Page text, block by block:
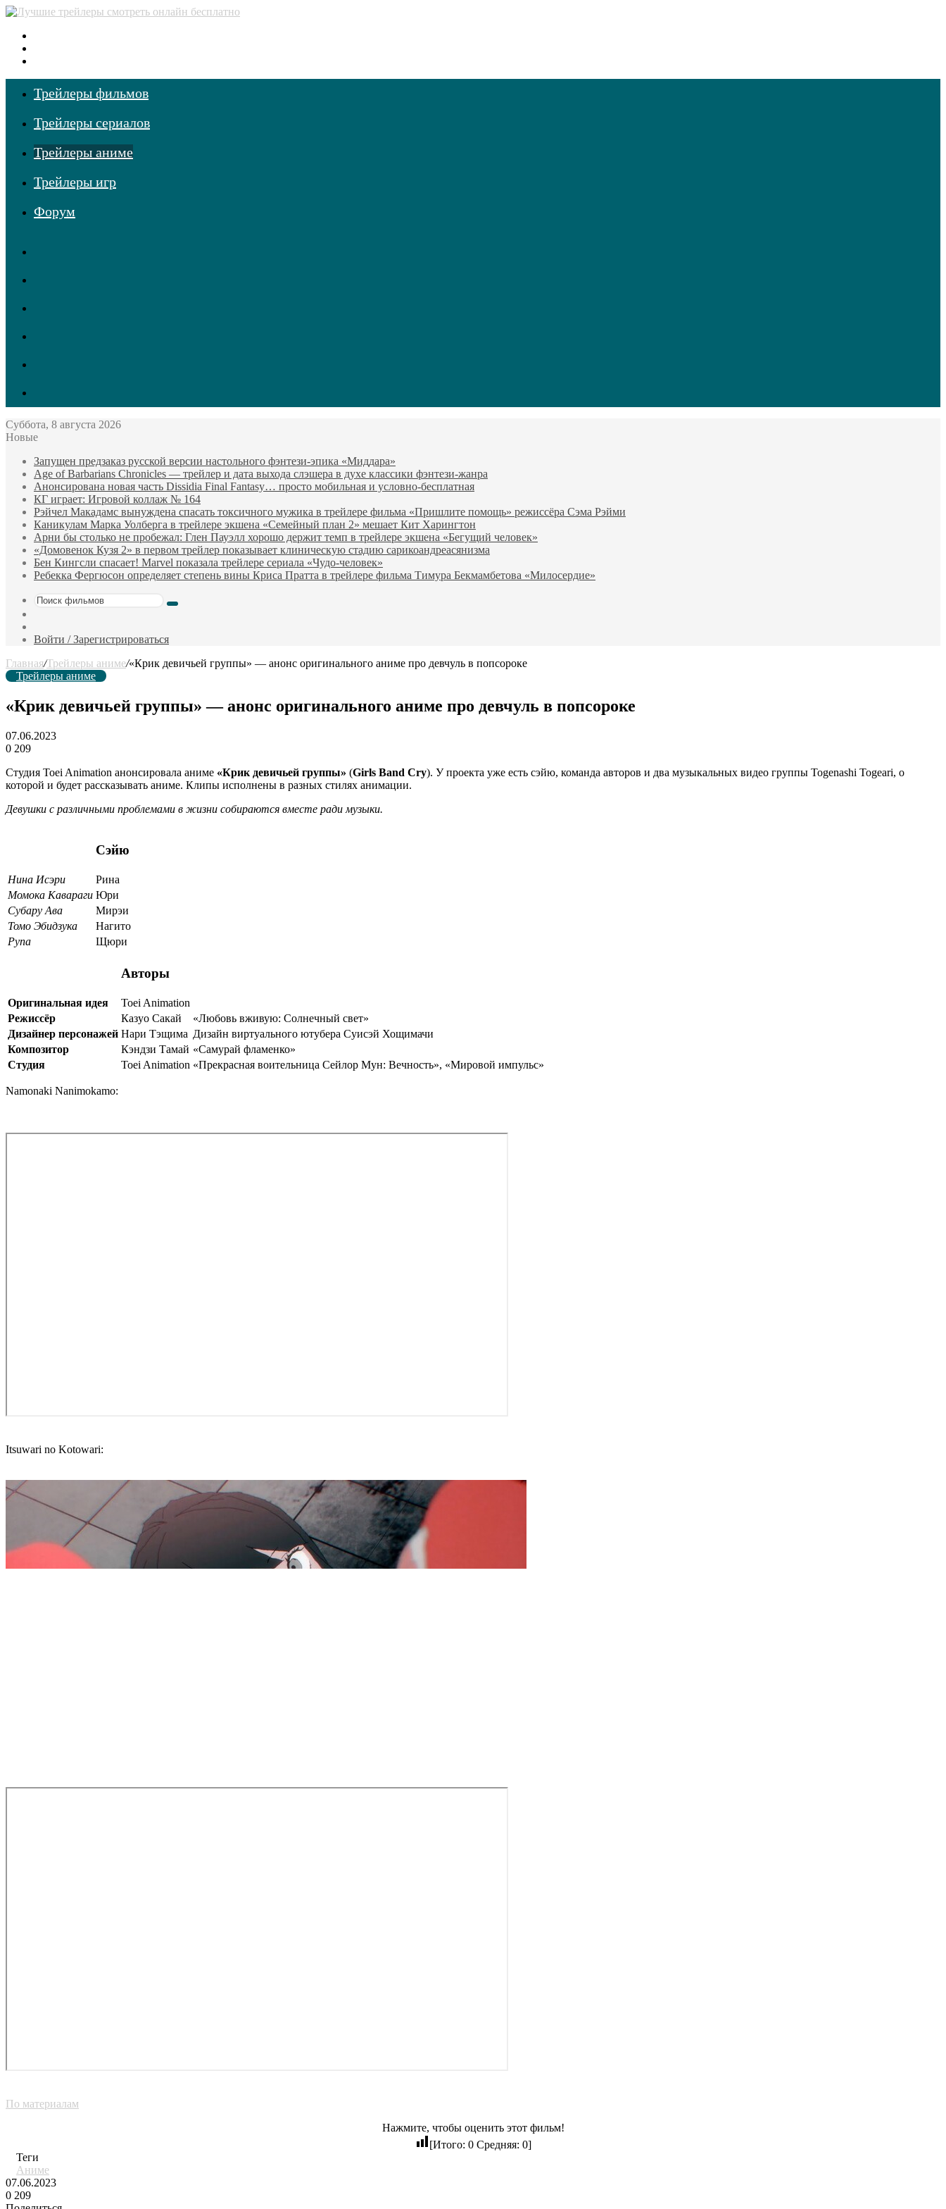
Трейлеры фильмов
Трейлеры сериалов
Трейлеры аниме
Трейлеры игр
Форум
Суббота, 8 августа 2026
Новые
Запущен предзаказ русской версии настольного фэнтези-эпика «Миддара»
Age of Barbarians Chronicles — трейлер и дата выхода слэшера в духе классики фэнтези-жанра
Анонсирована новая часть Dissidia Final Fantasy… просто мобильная и условно-бесплатная
КГ играет: Игровой коллаж № 164
Рэйчел Макадамс вынуждена спасать токсичного мужика в трейлере фильма «Пришлите помощь» режиссёра Сэма Рэйми
Каникулам Марка Уолберга в трейлере экшена «Семейный план 2» мешает Кит Харингтон
Арни бы столько не пробежал: Глен Пауэлл хорошо держит темп в трейлере экшена «Бегущий человек»
«Домовенок Кузя 2» в первом трейлер показывает клиническую стадию сарикоандреасянизма
Бен Кингсли спасает! Marvel показала трейлере сериала «Чудо-человек»
Ребекка Фергюсон определяет степень вины Криса Пратта в трейлере фильма Тимура Бекмамбетова «Милосердие»
Поиск
фильм
Войти / Зарегистрироваться
Главная/Трейлеры аниме/«Крик девичьей группы» — анонс оригинального аниме про девчуль в попсороке
Трейлеры аниме
«Крик девичьей группы» — анонс оригинального аниме про девчуль в попсороке
07.06.2023
0 209
Студия Toei Animation анонсировала аниме «Крик девичьей группы» (Girls Band Cry). У проекта уже есть сэйю, команда авторов и два музыкальных видео группы Togenashi Togeari, о
которой и будет рассказывать аниме. Клипы исполнены в разных стилях анимации.
Девушки с различными проблемами в жизни собираются вместе ради музыки.
Сэйю
Нина Исэри
Рина
Момока Кавараги Юри
Субару Ава
Мирэи
Томо Эбидзука
Нагито
Рупа
Щюри
Авторы
Оригинальная идея
Toei Animation
Режиссёр
Казуо Сакай
«Любовь вживую: Солнечный свет»
Дизайнер персонажей Нари Тэщима Дизайн виртуального ютубера Суисэй Хощимачи
Композитор
Кэндзи Тамай «Самурай фламенко»
Студия
Toei Animation «Прекрасная воительница Сейлор Мун: Вечность», «Мировой импульс»
Namonaki Nanimokamo:
Itsuwari no Kotowari:
По материалам
Нажмите, чтобы оценить этот фильм!
[Итого: 0Средняя: 0]
Теги
Аниме
07.06.2023
0 209